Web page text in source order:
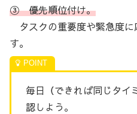
③ 優先順位付け。
タスクの重要度や緊急度に
す。
毎日（できれば同じタイ
認しよう。